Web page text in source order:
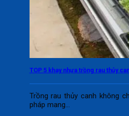
TOP 5 khay nhựa trồng rau thủy
Trồng rau thủy canh không
pháp mang...